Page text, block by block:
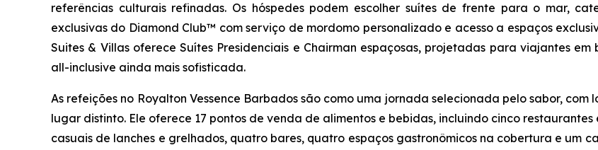
referências culturais refinadas. Os hóspedes podem escolher suítes de frente para o mar,
exclusivas do Diamond Club™ com serviço de mordomo personalizado e acesso a espaços
Suites & Villas oferece Suítes Presidenciais e Chairman espaçosas, projetadas para viajantes
all-inclusive ainda mais sofisticada.
As refeições no Royalton Vessence Barbados são como uma jornada selecionada pelo sabor,
lugar distinto. Ele oferece 17 pontos de venda de alimentos e bebidas, incluindo cinco
casuais de lanches e grelhados, quatro bares, quatro espaços gastronômicos na cobertura e um